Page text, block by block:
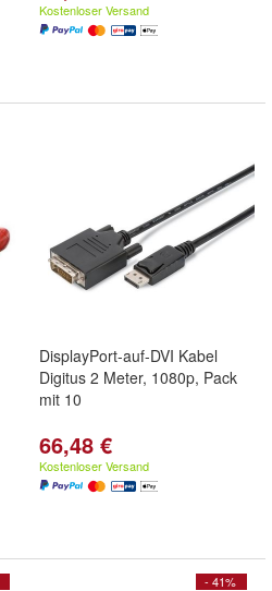
Kostenloser Versand
DisplayPort-auf-DVI Kabel
Digitus 2 Meter, 1080p, Pack
mit 10
66,48 €
Kostenloser Versand
- 41%